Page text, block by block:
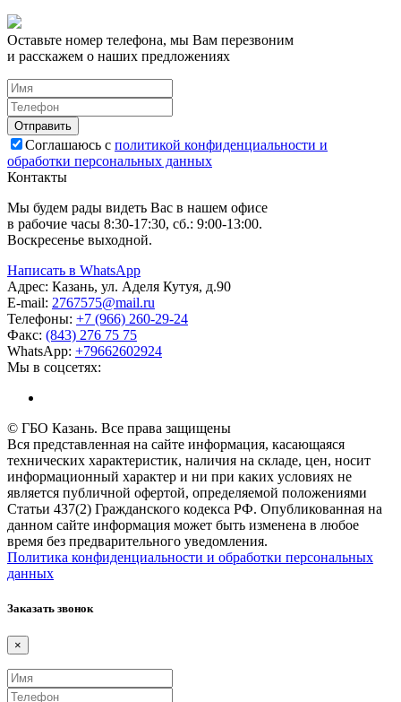
Оставьте номер телефона, мы Вам перезвоним
и расскажем о наших предложениях
Соглашаюсь с политикой конфиденциальности и
обработки персональных данных
Контакты
Мы будем рады видеть Вас в нашем офисе
в рабочие часы 8:30-17:30, сб.: 9:00-13:00.
Воскресенье выходной.
Написать в WhatsApp
Адрес: Казань, ул. Аделя Кутуя, д.90
E-mail: 2767575@mail.ru
Телефоны: +7 (966) 260-29-24
Факс: (843) 276 75 75
WhatsApp: +79662602924
Мы в соцсетях:
© ГБО Казань. Все права защищены
Вся представленная на сайте информация, касающаяся
технических характеристик, наличия на складе, цен, носит
информационный характер и ни при каких условиях не
является публичной офертой, определяемой положениями
Статьи 437(2) Гражданского кодекса РФ. Опубликованная на
данном сайте информация может быть изменена в любое
время без предварительного уведомления.
Политика конфиденциальности и обработки персональных
данных
Заказать звонок
×